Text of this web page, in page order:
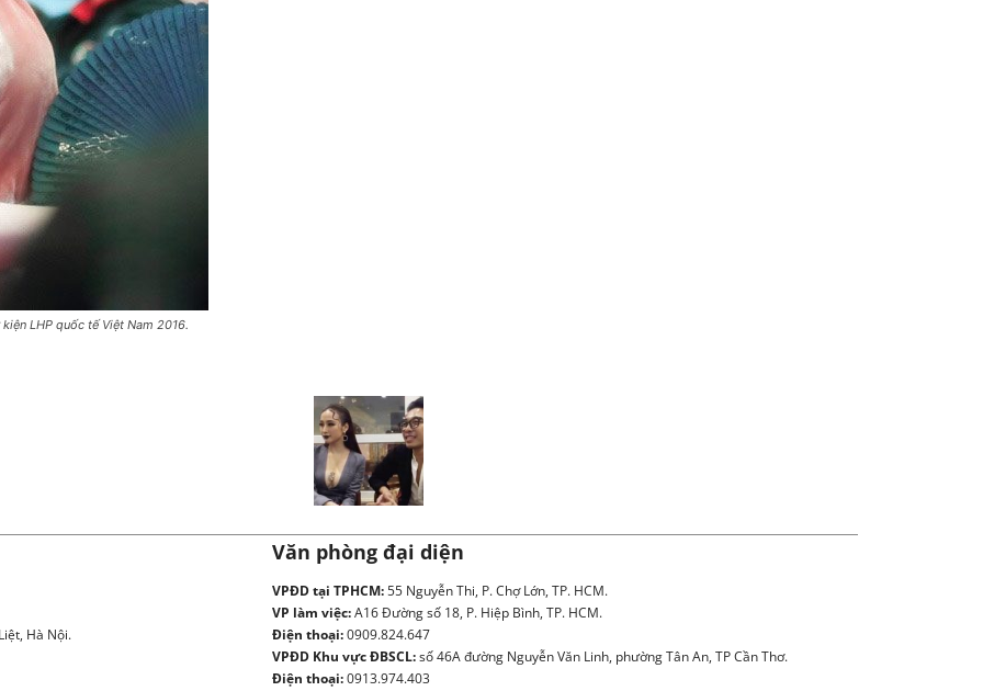
LHP quốc tế Việt Nam 2016.
Hà Nội.
Văn phòng đại diện
VPĐD tại TPHCM:55 Nguyễn Thi, P. Chợ Lớn, TP. HCM.
VP làm việc:A16 Đường số 18, P. Hiệp Bình, TP. HCM.
Điện thoại:0909.824.647
VPĐD Khu vực ĐBSCL:số 46A đường Nguyễn Văn Linh, phường Tân An, TP Cần Thơ.
Điện thoại:0913.974.403